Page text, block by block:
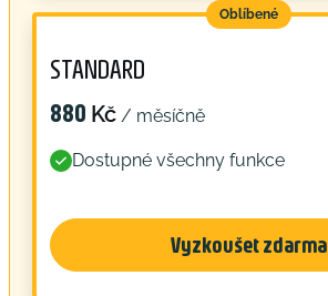
Oblíbené
STANDARD
880 Kč / měsíčně
 Dostupné všechny funkce
Vyzkoušet zdarma